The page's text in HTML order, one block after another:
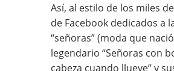
Así, al estilo de los miles
de Facebook dedicados a
“señoras” (moda que
legendario “Señoras con
cabeza cuando llueve” y